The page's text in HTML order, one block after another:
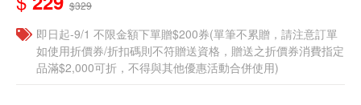
$329
即日起-9/1 不限金額下單贈$200券(單筆不累贈，請注意訂單
如使用折價券/折扣碼則不符贈送資格，贈送之折價券消費指定
品滿$2,000可折，不得與其他優惠活動合併使用)